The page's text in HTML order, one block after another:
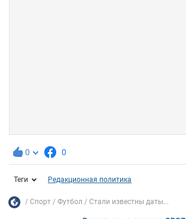
0 0
Теги Редакционная политика
Спорт Футбол Стали известны даты...